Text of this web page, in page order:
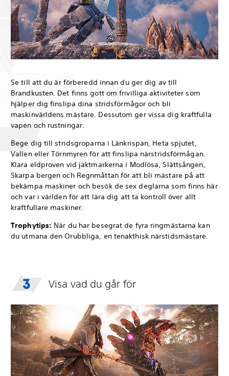
Se till att du är förberedd innan du ger dig av till
Brandkusten. Det finns gott om frivilliga aktiviteter som
hjälper dig finslipa dina stridsförmågor och bli
maskinvärldens mästare. Dessutom ger vissa dig kraftfulla
vapen och rustningar.
Bege dig till stridsgroparna i Länkrispan, Heta spjutet,
Vallen eller Törnmyren för att finslipa närstridsförmågan.
Klara eldproven vid jaktmarkerna i Modlösa, Slättsången,
Skarpa bergen och Regnmåttan för att bli mästare på att
bekämpa maskiner och besök de sex deglarna som finns här
och var i världen för att lära dig att ta kontroll över allt
kraftfullare maskiner.
Trophytips: När du har besegrat de fyra ringmästarna kan
du utmana den Orubbliga, en tenakthisk närstidsmästare.
Visa vad du går för